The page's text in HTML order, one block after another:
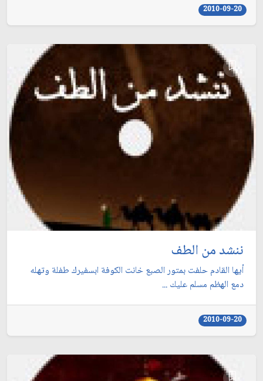
2010-09-20
ننشد من الطف
أيها القادم حلفت بمتور الصبع خانت الكوفة ابسفيرك طفلة وتهله
دمع الهظم مسلم عليك ...
2010-09-20